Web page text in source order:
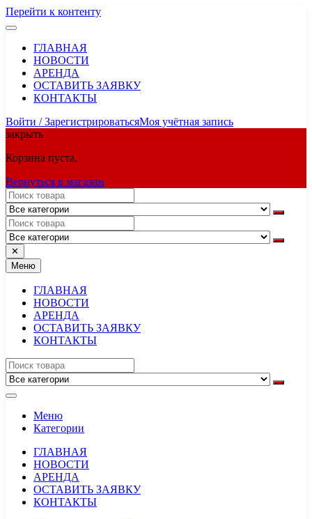
Перейти к контенту
ГЛАВНАЯ
НОВОСТИ
АРЕНДА
ОСТАВИТЬ ЗАЯВКУ
КОНТАКТЫ
Войти / ЗарегистрироватьсяМоя учётная запись
закрыть
Корзина пуста.
Вернуться в магазин
✕
Меню
ГЛАВНАЯ
НОВОСТИ
АРЕНДА
ОСТАВИТЬ ЗАЯВКУ
КОНТАКТЫ
Меню
Категории
ГЛАВНАЯ
НОВОСТИ
АРЕНДА
ОСТАВИТЬ ЗАЯВКУ
КОНТАКТЫ